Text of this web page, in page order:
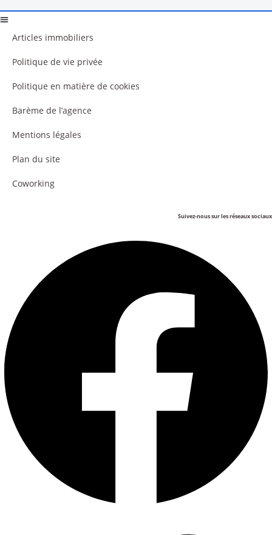
Articles immobiliers
Politique de vie privée
Politique en matière de cookies
Barème de l’agence
Mentions légales
Plan du site
Coworking
Suivez-nous sur les réseaux sociaux